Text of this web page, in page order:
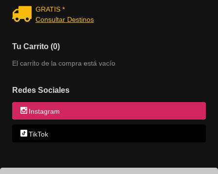
GRATIS *
Consultar Destinos
Tu Carrito (0)
El carrito de la compra está vacío
Redes Sociales
Instagram
TikTok